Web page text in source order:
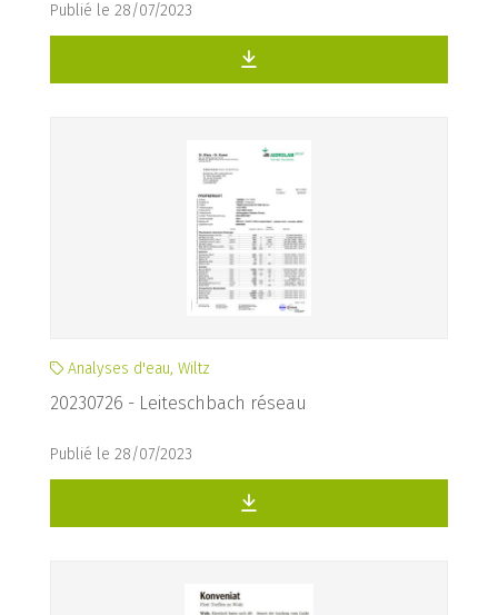
Publié le 28/07/2023
Analyses d'eau, Wiltz
20230726 - Leiteschbach réseau
Publié le 28/07/2023